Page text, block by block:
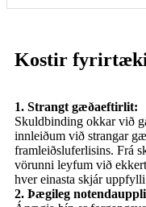
Kostir
1. Strangt gæðaeftirlit:
Skuldbinding okkar við
innleiðum við strangar
framleiðsluferlisins. Frá
vörunni leyfum við
hver einasta skjár
2. Þægileg